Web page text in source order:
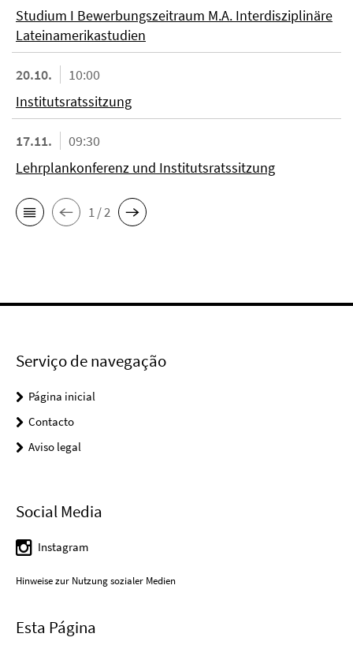
Studium I Bewerbungszeitraum M.A. Interdisziplinäre
Lateinamerikastudien
20.10.
10:00
Institutsratssitzung
17.11.
09:30
Lehrplankonferenz und Institutsratssitzung
1 / 2
Serviço de navegação
Página inicial
Contacto
Aviso legal
Social Media
Instagram
Hinweise zur Nutzung sozialer Medien
Esta Página